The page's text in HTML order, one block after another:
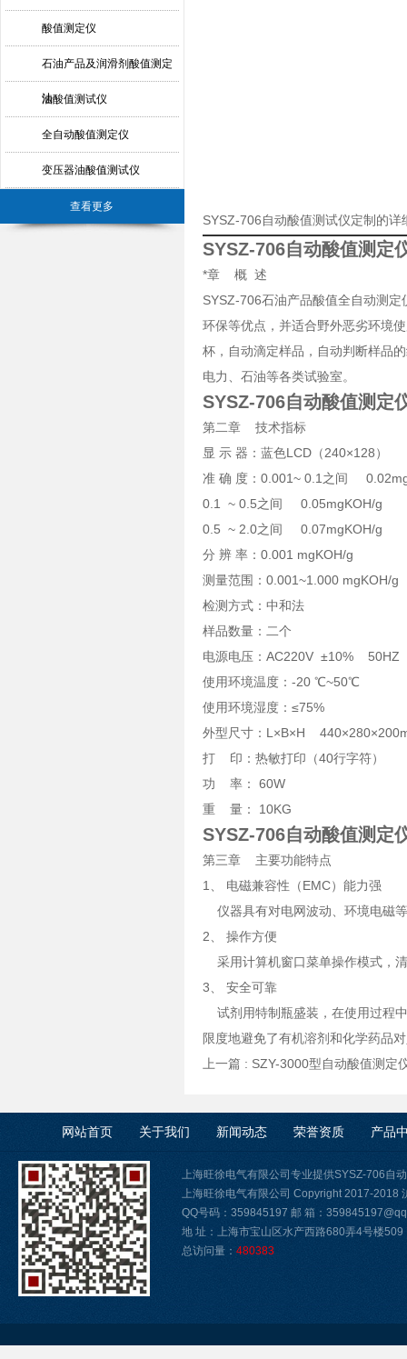
酸值测定仪
石油产品及润滑剂酸值测定
法
油酸值测试仪
全自动酸值测定仪
变压器油酸值测试仪
查看更多
SYSZ-706自动酸值测试仪定制的详
SYSZ-706自动酸值测定
*章 概 述
SYSZ-706石油产品酸值全自动测
环保等优点，并适合野外恶劣环境
杯，自动滴定样品，自动判断样品
电力、石油等各类试验室。
SYSZ-706自动酸值测定
第二章 技术指标
显 示 器：蓝色LCD（240×128）
准 确 度：0.001~ 0.1之间
0.1 ~ 0.5之间 0.05mgKOH/g
0.5 ~ 2.0之间 0.07mgKOH/g
分 辨 率：0.001 mgKOH/g
测量范围：0.001~1.000 mgKOH/g
检测方式：中和法
样品数量：二个
电源电压：AC220V ±10% 50HZ
使用环境温度：-20 ℃~50℃
使用环境湿度：≤75%
外型尺寸：L×B×H
打 印：热敏打印（40行字符）
功 率： 60W
重 量： 10KG
SYSZ-706自动酸值测定
第三章 主要功能特点
1、 电磁兼容性（EMC）能力强
仪器具有对电网波动、环境电磁
2、 操作方便
采用计算机窗口菜单操作模式，
3、 安全可靠
试剂用特制瓶盛装，在使用过程
限度地避免了有机溶剂和化学药品
上一篇 : SZY-3000型自动酸值测定
网站首页 关于我们 新闻动态 荣誉资质 产品
上海旺徐电气有限公司专业提供SYSZ-706自
上海旺徐电气有限公司 Copyright 2017-2018
QQ号码：359845197 邮 箱：
地 址：上海市宝山区水产西路680弄4号楼509
总访问量： 480383